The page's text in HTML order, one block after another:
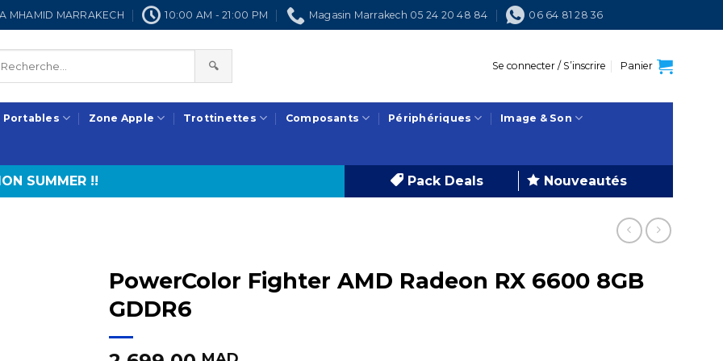
MHAMID MARRAKECH 10:00 AM - 21:00 PM Magasin Marrakech 05 24 20 48 84 06 64 81 28 36
🔍 Se connecter / S’inscrire Panier
Portables Zone Apple Trottinettes Composants Périphériques Image & Son
SUMMER !! Pack Deals Nouveautés
PowerColor Fighter AMD Radeon RX 6600 8GB
GDDR6